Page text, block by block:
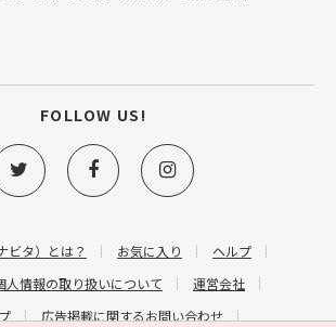
ビタ）とは？ お気に入り
ヘルプ
人情報の取り扱いについて
運営会社
広告掲載に関するお問い合わせ
FOLLOW US!